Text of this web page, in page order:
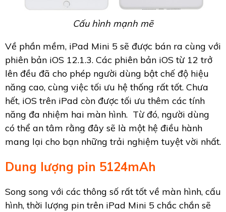
Cấu hình mạnh mẽ
Về phần mềm, iPad Mini 5 sẽ được bán ra cùng với
phiên bản iOS 12.1.3. Các phiên bản iOS từ 12 trở
lên đều đã cho phép người dùng bật chế độ hiệu
năng cao, cùng việc tối ưu hệ thống rất tốt. Chưa
hết, iOS trên iPad còn được tối ưu thêm các tính
năng đa nhiệm hai màn hình. Từ đó, người dùng
có thể an tâm rằng đây sẽ là một hệ điều hành
mang lại cho bạn những trải nghiệm tuyệt vời nhất.
Dung lượng pin 5124mAh
Song song với các thông số rất tốt về màn hình, cấu
hình, thời lượng pin trên iPad Mini 5 chắc chắn sẽ